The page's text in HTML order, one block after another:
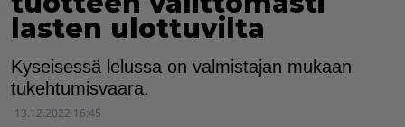
lasten ulottuvilta
Kyseisessä lelussa on valmistajan mukaan
tukehtumisvaara.
13.12.2022 16:45